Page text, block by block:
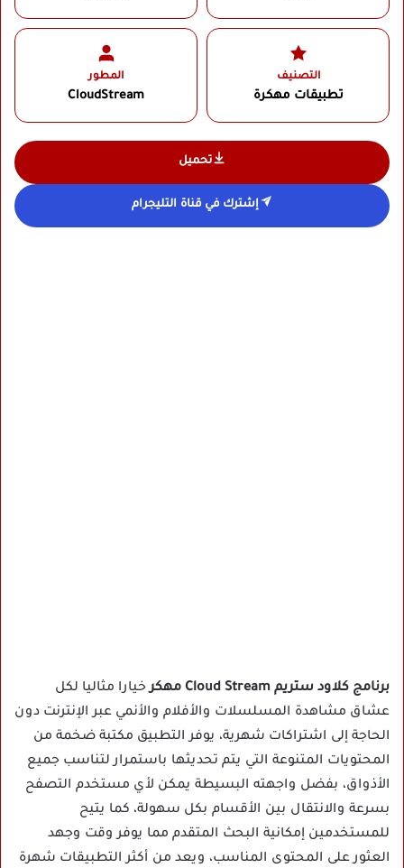
التصنيف
تطبيقات مهكرة
المطور
CloudStream
تحميل
إشترك في قناة التليجرام
برنامج كلاود ستريم Cloud Stream مهكر
خيارا مثاليا لكل
عشاق مشاهدة المسلسلات والأفلام والأنمي عبر الإنترنت دون
الحاجة إلى اشتراكات شهرية، يوفر التطبيق مكتبة ضخمة من
المحتويات المتنوعة التي يتم تحديثها باستمرار لتناسب جميع
الأذواق، بفضل واجهته البسيطة يمكن لأي مستخدم التصفح
بسرعة والانتقال بين الأقسام بكل سهولة، كما يتيح
للمستخدمين إمكانية البحث المتقدم مما يوفر وقت وجهد
العثور على المحتوى المناسب، ويعد من أكثر التطبيقات شهرة